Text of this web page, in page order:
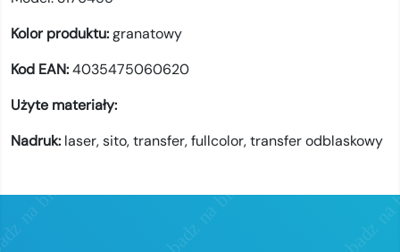
Kolor produktu:granatowy
Kod EAN:4035475060620
Użyte materiały:
Nadruk: laser,sito,transfer,fullcolor,transfer odblaskowy